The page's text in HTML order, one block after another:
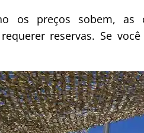
os preços sobem, as
reservas. Se